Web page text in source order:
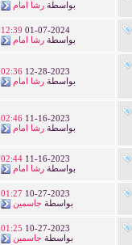
بواسطةرشا امام
01-07-2024
12:39
بواسطةرشا امام
12-28-2023
02:36
بواسطةرشا امام
11-16-2023
02:46
بواسطةرشا امام
11-16-2023
02:44
بواسطةرشا امام
10-27-2023
01:27
بواسطة جاسمين
10-27-2023
01:25
بواسطة جاسمين